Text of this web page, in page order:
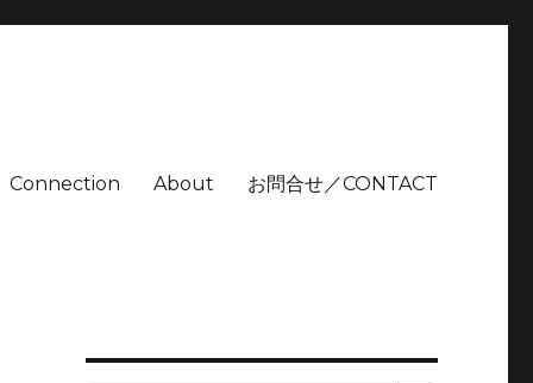
Connection About お問合せ／CONTACT